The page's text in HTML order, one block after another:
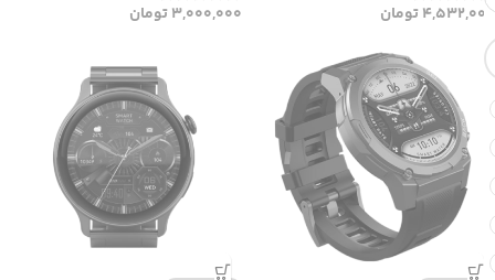
4,532,000تومان 3,000,000تومان